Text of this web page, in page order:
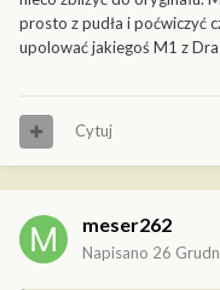
prosto z pudła i poćwiczyć
upolować jakiegoś M1 z
Cytuj
meser262
Napisano 26